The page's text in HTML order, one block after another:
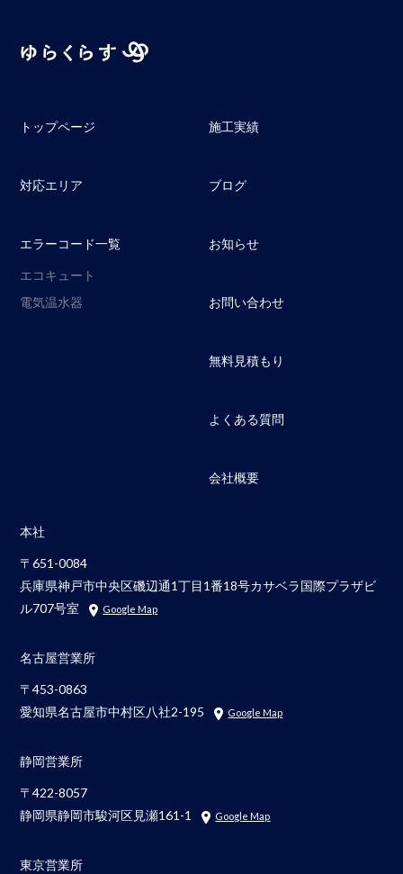
トップページ
対応エリア
エラーコード一覧
エコキュート
電気温水器
施工実績
ブログ
お知らせ
お問い合わせ
無料見積もり
よくある質問
会社概要
本社
〒651-0084
兵庫県神戸市中央区磯辺通1丁目1番18号カサベラ国際プラザビ
ル707号室
Google Map
名古屋営業所
〒453-0863
愛知県名古屋市中村区八社2-195
Google Map
静岡営業所
〒422-8057
静岡県静岡市駿河区見瀬161-1
Google Map
東京営業所